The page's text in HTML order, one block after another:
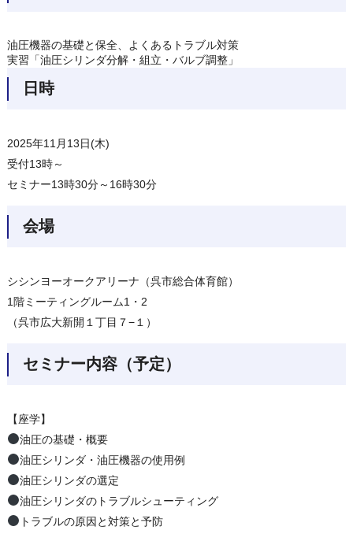
油圧機器の基礎と保全、よくあるトラブル対策
実習「油圧シリンダ分解・組立・バルブ調整」
日時
2025年11月13日(木)
受付13時～
セミナー13時30分～16時30分
会場
シシンヨーオークアリーナ（呉市総合体育館）
1階ミーティングルーム1・2
（呉市広大新開１丁目７−１）
セミナー内容（予定）
【座学】
油圧の基礎・概要
油圧シリンダ・油圧機器の使用例
油圧シリンダの選定
油圧シリンダのトラブルシューティング
トラブルの原因と対策と予防